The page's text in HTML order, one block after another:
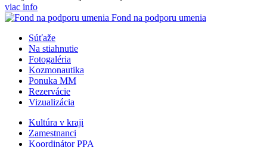
viac info
Fond na podporu umenia
Súťaže
Na stiahnutie
Fotogaléria
Kozmonautika
Ponuka MM
Rezervácie
Vizualizácia
Kultúra v kraji
Zamestnanci
Koordinátor PPA